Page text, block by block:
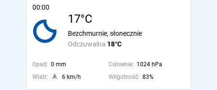
00:00
17°C
Odczuwalna 18°C
Bezchmurnie, słonecznie
Opad: 0 mm Ciśnienie: 1024 hPa
Wiatr:
6 km/h Wilgotność: 83%